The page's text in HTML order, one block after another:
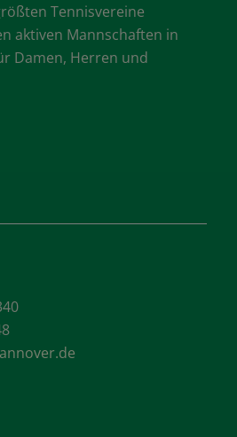
Tennisvereine
aktiven Mannschaften in
Damen, Herren und